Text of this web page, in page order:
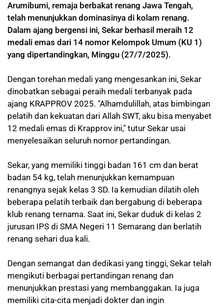
Arumibumi, remaja berbakat renang Jawa Tengah,
telah menunjukkan dominasinya di kolam renang.
Dalam ajang bergensi ini, Sekar berhasil meraih 12
medali emas dari 14 nomor Kelompok Umum (KU 1)
yang dipertandingkan, Minggu (27/7/2025).
Dengan torehan medali yang mengesankan ini, Sekar
dinobatkan sebagai peraih medali terbanyak pada
ajang KRAPPROV 2025. "Alhamdulillah, atas bimbingan
pelatih dan kekuatan dari Allah SWT, aku bisa menyabet
12 medali emas di Krapprov ini," tutur Sekar usai
menyelesaikan seluruh nomor pertandingan.
Sekar, yang memiliki tinggi badan 161 cm dan berat
badan 54 kg, telah menunjukkan kemampuan
renangnya sejak kelas 3 SD. Ia kemudian dilatih oleh
beberapa pelatih terbaik dan bergabung di beberapa
klub renang ternama. Saat ini, Sekar duduk di kelas 2
jurusan IPS di SMA Negeri 11 Semarang dan berlatih
renang sehari dua kali.
Dengan semangat dan dedikasi yang tinggi, Sekar telah
mengikuti berbagai pertandingan renang dan
menunjukkan prestasi yang membanggakan. Ia juga
memiliki cita-cita menjadi dokter dan ingin